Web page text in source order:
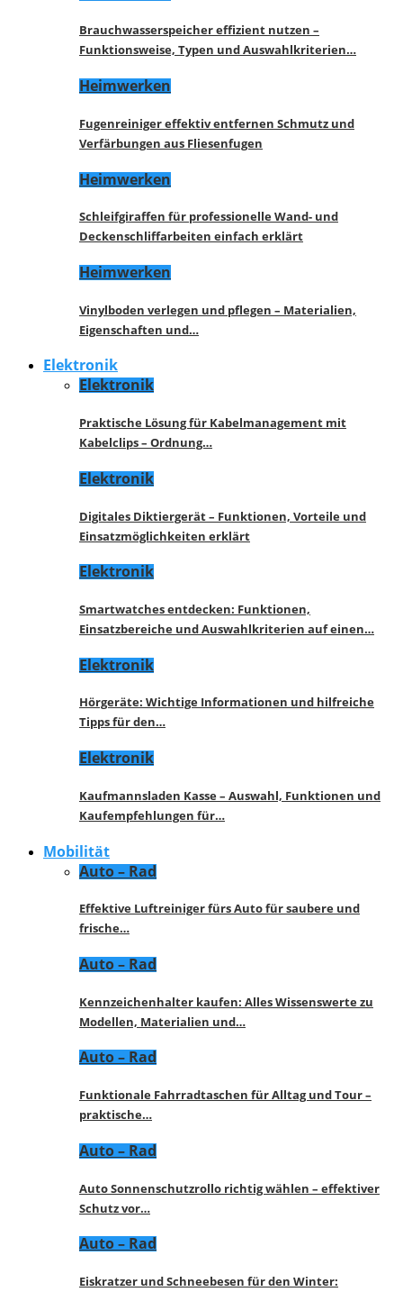
Brauchwasserspeicher effizient nutzen –
Funktionsweise, Typen und Auswahlkriterien…
Heimwerken
Fugenreiniger effektiv entfernen Schmutz und
Verfärbungen aus Fliesenfugen
Heimwerken
Schleifgiraffen für professionelle Wand- und
Deckenschliffarbeiten einfach erklärt
Heimwerken
Vinylboden verlegen und pflegen – Materialien,
Eigenschaften und…
Elektronik
Elektronik
Praktische Lösung für Kabelmanagement mit
Kabelclips – Ordnung…
Elektronik
Digitales Diktiergerät – Funktionen, Vorteile und
Einsatzmöglichkeiten erklärt
Elektronik
Smartwatches entdecken: Funktionen,
Einsatzbereiche und Auswahlkriterien auf einen…
Elektronik
Hörgeräte: Wichtige Informationen und hilfreiche
Tipps für den…
Elektronik
Kaufmannsladen Kasse – Auswahl, Funktionen und
Kaufempfehlungen für…
Mobilität
Auto – Rad
Effektive Luftreiniger fürs Auto für saubere und
frische…
Auto – Rad
Kennzeichenhalter kaufen: Alles Wissenswerte zu
Modellen, Materialien und…
Auto – Rad
Funktionale Fahrradtaschen für Alltag und Tour –
praktische…
Auto – Rad
Auto Sonnenschutzrollo richtig wählen – effektiver
Schutz vor…
Auto – Rad
Eiskratzer und Schneebesen für den Winter: